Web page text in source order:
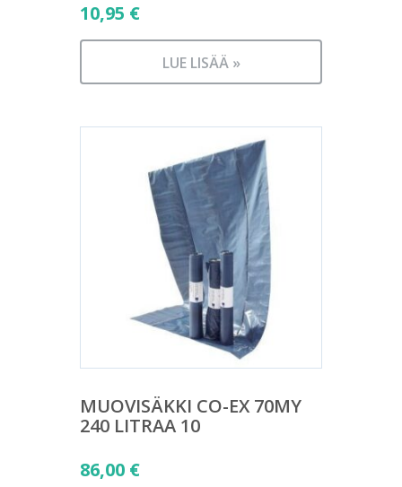
10,95 €
LUE LISÄÄ »
MUOVISÄKKI CO-EX 70MY
240 LITRAA 10
86,00 €